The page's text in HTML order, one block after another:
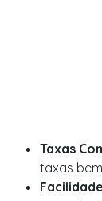
Taxas
taxas